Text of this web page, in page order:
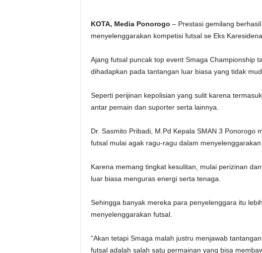
KOTA, Media Ponorogo – Prestasi gemilang
menyelenggarakan kompetisi futsal se Eks
Ajang futsal puncak top event Smaga Championship
dihadapkan pada tantangan luar biasa yang tidak
Seperti perijinan kepolisian yang sulit karena
antar pemain dan suporter serta lainnya.
Dr. Sasmito Pribadi, M.Pd Kepala SMAN 3 Ponorogo
futsal mulai agak ragu-ragu dalam menyelenggarakan
Karena memang tingkat kesulitan, mulai perizinan
luar biasa menguras energi serta tenaga.
Sehingga banyak mereka para penyelenggara itu
menyelenggarakan futsal.
“Akan tetapi Smaga malah justru menjawab
futsal adalah salah satu permainan yang bisa